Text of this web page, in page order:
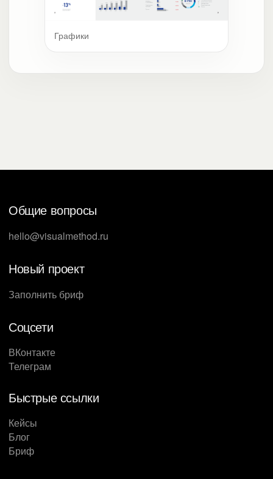
Графики
Общие вопросы
hello@visualmethod.ru
Новый проект
Заполнить бриф
Соцсети
ВКонтакте
Телеграм
Быстрые ссылки
Кейсы
Блог
Бриф